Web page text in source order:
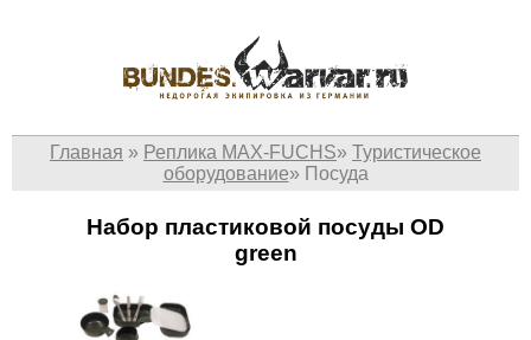
Главная » Реплика MAX-FUCHS» Туристическое
оборудование» Посуда
Набор пластиковой посуды OD
green